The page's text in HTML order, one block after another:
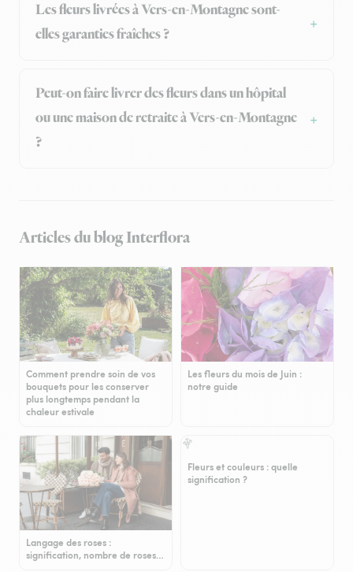
Les fleurs livrées à Vers-en-Montagne sont-
elles garanties fraîches ?
Peut-on faire livrer des fleurs dans un hôpital
ou une maison de retraite à Vers-en-Montagne
?
Articles du blog Interflora
Comment prendre soin de vos
bouquets pour les conserver
plus longtemps pendant la
chaleur estivale
Les fleurs du mois de Juin :
notre guide
Langage des roses :
signification, nombre de roses…
Fleurs et couleurs : quelle
signification ?